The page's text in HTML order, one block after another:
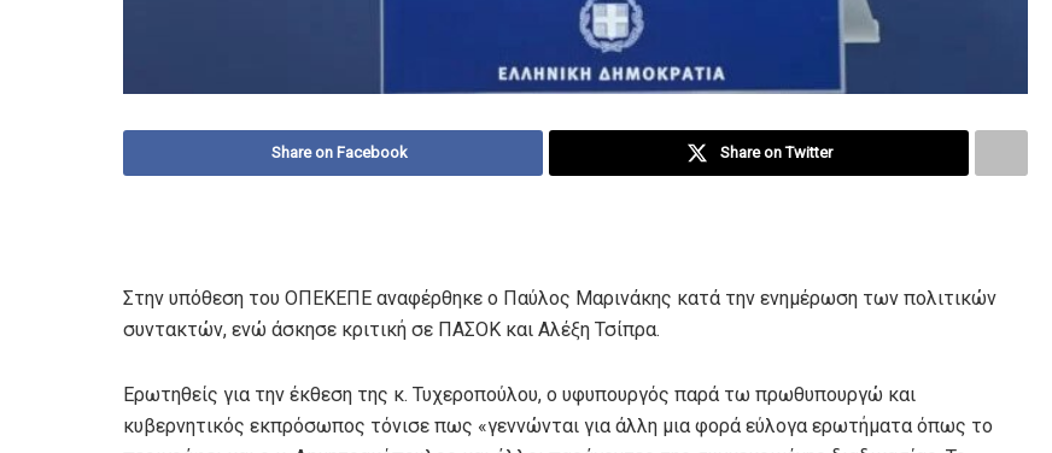
Share on Facebook Share on Twitter
Στην υπόθεση του ΟΠΕΚΕΠΕ αναφέρθηκε ο Παύλος Μαρινάκης κατά την ενημέρωση των πολιτικών
συντακτών, ενώ άσκησε κριτική σε ΠΑΣΟΚ και Αλέξη Τσίπρα.
Ερωτηθείς για την έκθεση της κ. Τυχεροπούλου, ο υφυπουργός παρά τω πρωθυπουργώ και
κυβερνητικός εκπρόσωπος τόνισε πως «γεννώνται για άλλη μια φορά εύλογα ερωτήματα όπως το